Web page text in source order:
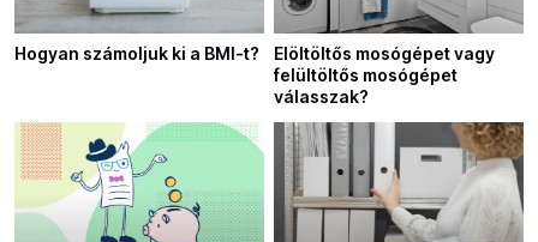
Hogyan számoljuk ki a BMI-t?
Elöltöltős mosógépet vagy
felültöltős mosógépet
válasszak?